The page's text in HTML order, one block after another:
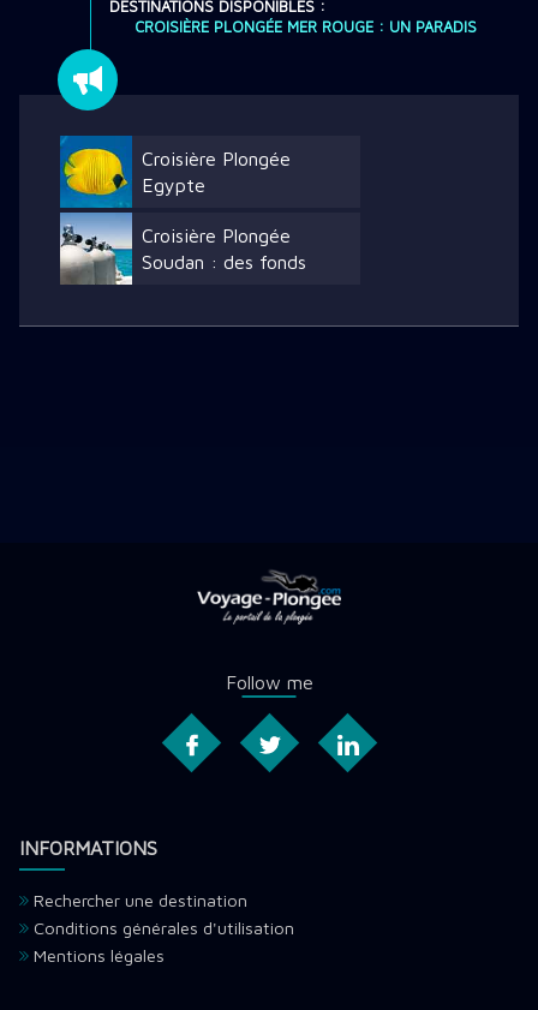
DESTINATIONS DISPONIBLES :
CROISIÈRE PLONGÉE MER ROUGE : UN PARADIS
Croisière Plongée
Egypte
Croisière Plongée
Soudan : des fonds
Follow me
INFORMATIONS
Rechercher une destination
Conditions générales d'utilisation
Mentions légales